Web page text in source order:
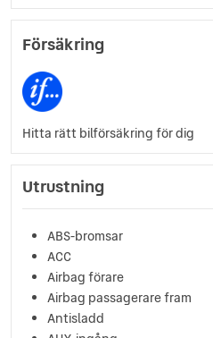
Försäkring
Hitta rätt bilförsäkring för dig
Utrustning
ABS-bromsar
ACC
Airbag förare
Airbag passagerare fram
Antisladd